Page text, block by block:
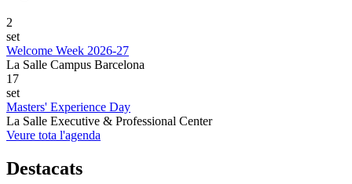
2
set
Welcome Week 2026-27
La Salle Campus Barcelona
17
set
Masters' Experience Day
La Salle Executive & Professional Center
Veure tota l'agenda
Destacats